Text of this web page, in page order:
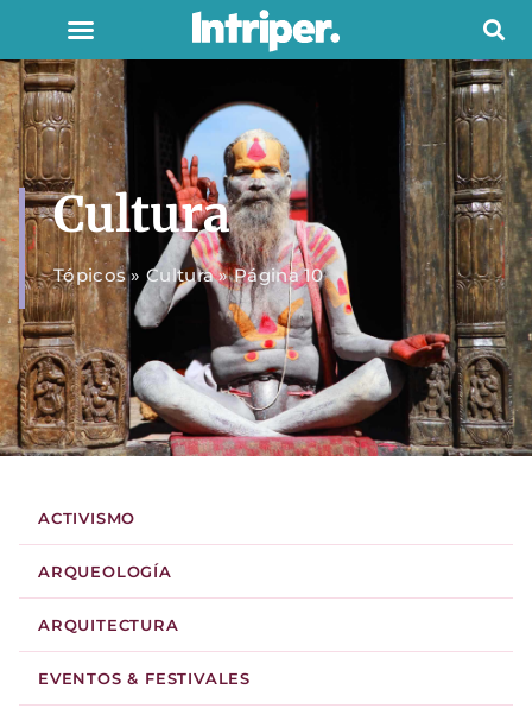
Cultura
Tópicos»Cultura»Página 10
ACTIVISMO
ARQUEOLOGÍA
ARQUITECTURA
EVENTOS & FESTIVALES